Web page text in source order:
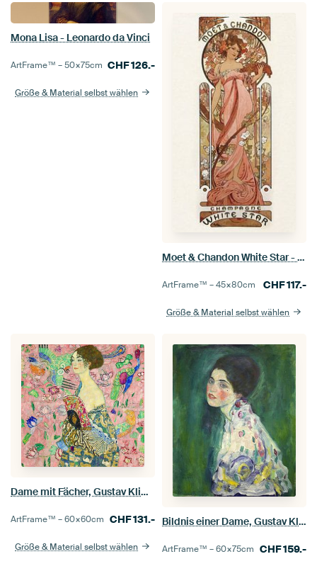
Mona Lisa - Leonardo da Vinci
ArtFrame™ –50×75cm CHF126.-
Größe & Material selbst wählen
Moet & Chandon White Star - Alphonse Mucha
ArtFrame™ –45×80cm CHF117.-
Größe & Material selbst wählen
Dame mit Fächer, Gustav Klimt (hellrosa, digital vergrößert)
ArtFrame™ –60×60cm CHF131.-
Größe & Material selbst wählen
Bildnis einer Dame, Gustav Klimt
ArtFrame™ –60×75cm CHF159.-